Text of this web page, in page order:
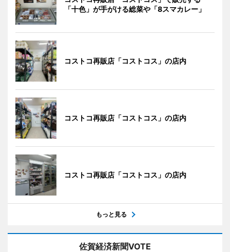
「十色」が手がける総菜や「8スマカレー」
コストコ再販店「コストコス」の店内
コストコ再販店「コストコス」の店内
コストコ再販店「コストコス」の店内
もっと見る
佐賀経済新聞VOTE